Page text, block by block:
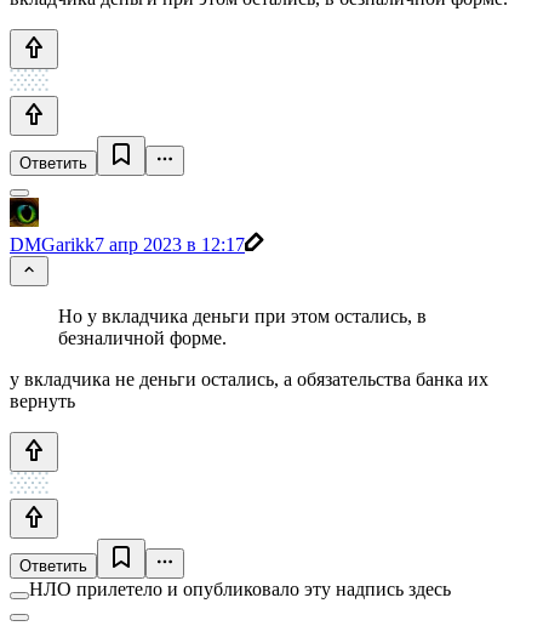
Ответить
DMGarikk7 апр 2023 в 12:17
Но у вкладчика деньги при этом остались, в
безналичной форме.
у вкладчика не деньги остались, а обязательства банка их
вернуть
Ответить
НЛО прилетело и опубликовало эту надпись здесь